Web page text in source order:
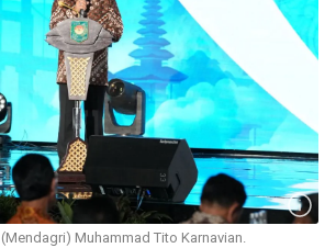
Muhammad Tito Karnavian.